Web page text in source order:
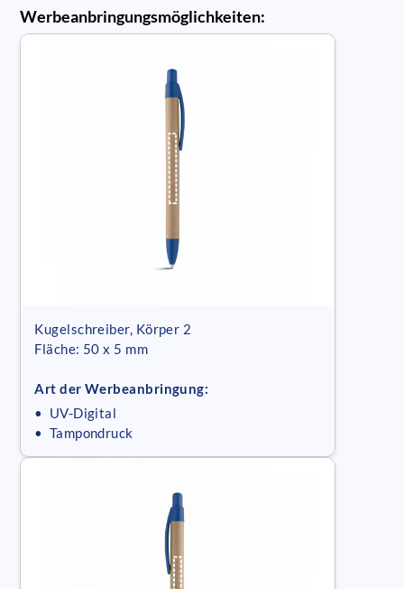
Werbeanbringungsmöglichkeiten:
Kugelschreiber, Körper 2
Fläche: 50 x 5 mm
Art der Werbeanbringung:
• UV-Digital
• Tampondruck